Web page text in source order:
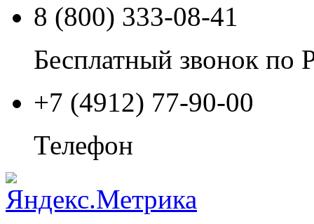
8 (800) 333-08-41
Бесплатный звонок по
+7 (4912) 77-90-00
Телефон